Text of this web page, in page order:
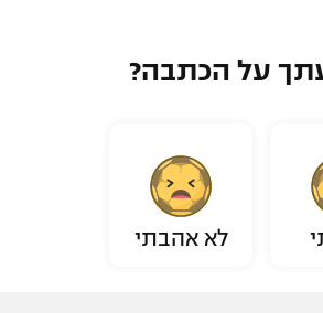
על הכתבה?
לא אהבתי